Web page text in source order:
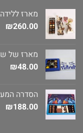
מארז
₪260.00
מארז של
₪48.00
הסדרה
₪188.00